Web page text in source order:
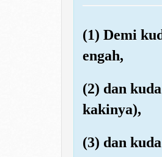
(1) Demi
engah,
(2) dan
kakinya),
(3) dan